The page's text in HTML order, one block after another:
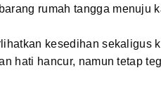
rumah tangga menuju
kesedihan sekaligus
hati hancur, namun tetap